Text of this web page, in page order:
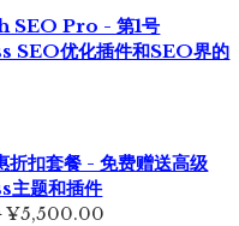
：
。
价
格
为：
SEO Pro - 第1号
优化插件和SEO界的
折扣套餐 - 免费赠送高级
题和插件
原
¥5,500.00